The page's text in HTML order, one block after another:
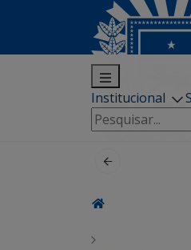
Institucional
Pesquisar
por: